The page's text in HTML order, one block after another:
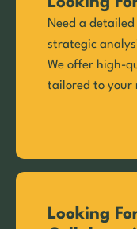
Need a
strategic
We offer high-
tailored to your
Looking